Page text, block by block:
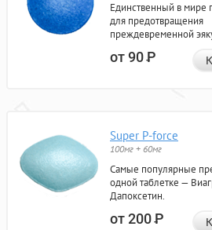
Единственный в мире
для предотвращения
преждевременной
от 90Р
Super P-force
100мг + 60мг
Самые популярные
одной таблетке —
Дапоксетин.
от 200Р